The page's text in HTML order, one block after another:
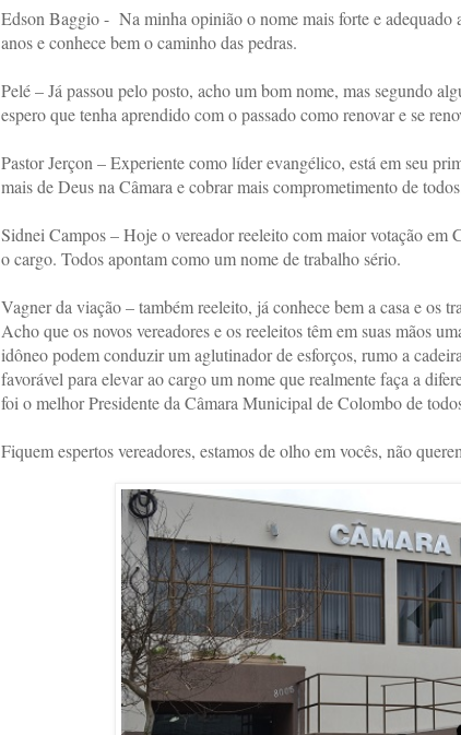
Edson Baggio - Na minha opinião o nome mais forte e adequado
anos e conhece bem o caminho das pedras.
Pelé – Já passou pelo posto, acho um bom nome, mas segundo
espero que tenha aprendido com o passado como renovar e se
Pastor Jerçon – Experiente como líder evangélico, está em seu
mais de Deus na Câmara e cobrar mais comprometimento de
Sidnei Campos – Hoje o vereador reeleito com maior votação em
o cargo. Todos apontam como um nome de trabalho sério.
Vagner da viação – também reeleito, já conhece bem a casa e os
Acho que os novos vereadores e os reeleitos têm em suas mãos
idôneo podem conduzir um aglutinador de esforços, rumo a
favorável para elevar ao cargo um nome que realmente faça a
foi o melhor Presidente da Câmara Municipal de Colombo de
Fiquem espertos vereadores, estamos de olho em vocês, não